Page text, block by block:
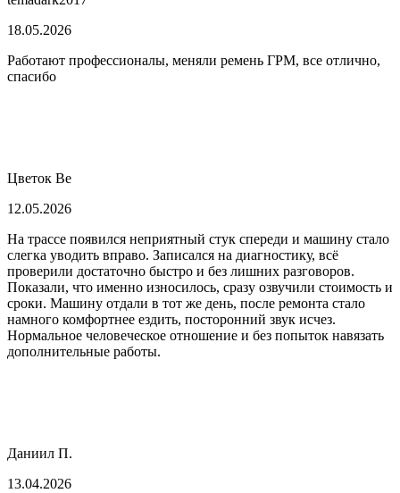
18.05.2026
Работают профессионалы, меняли ремень ГРМ, все отлично,
спасибо
Цветок Ве
12.05.2026
На трассе появился неприятный стук спереди и машину стало
слегка уводить вправо. Записался на диагностику, всё
проверили достаточно быстро и без лишних разговоров.
Показали, что именно износилось, сразу озвучили стоимость и
сроки. Машину отдали в тот же день, после ремонта стало
намного комфортнее ездить, посторонний звук исчез.
Нормальное человеческое отношение и без попыток навязать
дополнительные работы.
Даниил П.
13.04.2026